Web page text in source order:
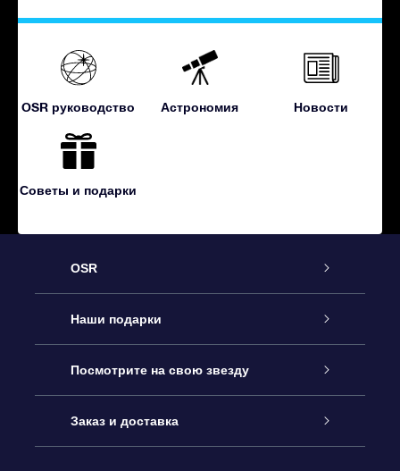
OSR руководство Астрономия Новости
Советы и подарки
OSR
Обслуживание
Как с нами связаться
Блог
Наши подарки
Онлайн подарок Online Star Gift
Подарочный набор OSR
Посмотрите на свою звезду
Звездный реестр
Заказ и доставка